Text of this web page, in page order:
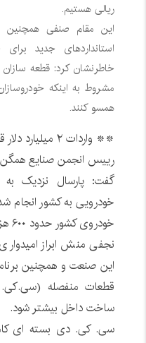
ریالی هستیم.
این مقام صنفی همچنین
استانداردهای جدید
خاطرنشان کرد: قطعه
مشروط به اینکه
همسو کنند.
** واردات ۲ میلیارد دلار قطعه
رییس انجمن صنایع همگن
خودرویی به کشور انجام
خودروی کشور حدود ۶۰۰ هزار میلیارد ریال است.
نجفی منش ابراز
این صنعت و همچنین
قطعات منفصله
ساخت داخل بیشتر شود.
سی. کی. دی بسته ای